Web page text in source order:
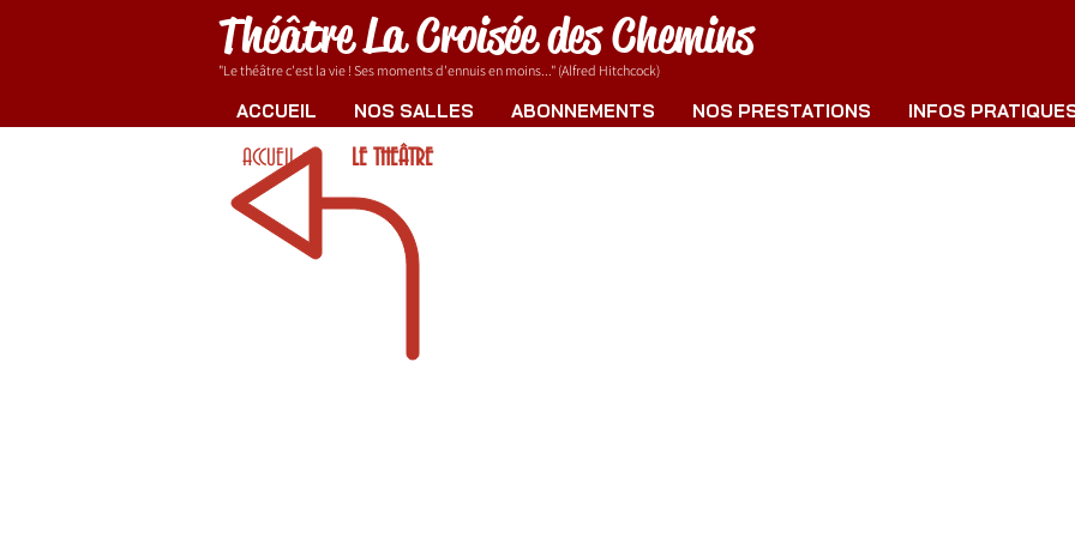
Théâtre La Croisée des Chemins
"Le théâtre c'est la vie ! Ses moments d'ennuis en moins..." (Alfred Hitchcock)
ACCUEIL NOS SALLES ABONNEMENTS NOS PRESTATIONS INFOS
ACCUEIL > LE THEÂTRE